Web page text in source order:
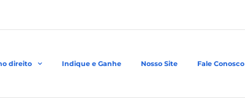
direito Indique e Ganhe Nosso Site Fale Conosco